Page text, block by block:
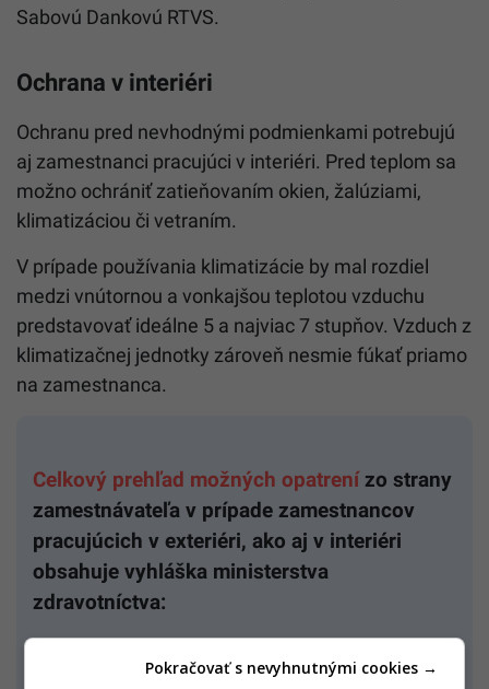
Sabovú Dankovú RTVS.
Ochrana v interiéri
Ochranu pred nevhodnými podmienkami potrebujú
aj zamestnanci pracujúci v interiéri. Pred teplom sa
možno ochrániť zatieňovaním okien, žalúziami,
klimatizáciou či vetraním.
V prípade používania klimatizácie by mal rozdiel
medzi vnútornou a vonkajšou teplotou vzduchu
predstavovať ideálne 5 a najviac 7 stupňov. Vzduch z
klimatizačnej jednotky zároveň nesmie fúkať priamo
na zamestnanca.
Celkový prehľad možných opatrenízo strany
zamestnávateľa v prípade zamestnancov
pracujúcich v exteriéri, ako aj v interiéri
obsahuje vyhláška ministerstva
zdravotníctva:
alebo dokonca rozdelenie pracovného času),
Pokračovať s nevyhnutnými cookies →